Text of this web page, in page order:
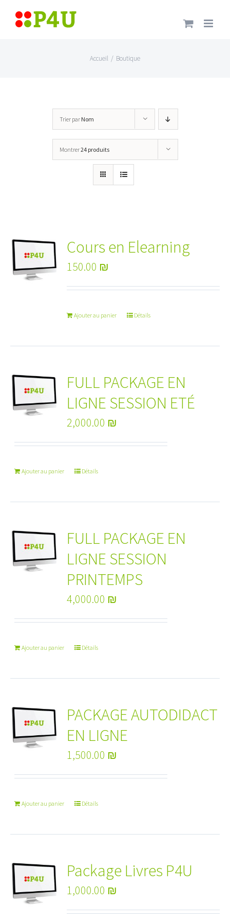
Passer
Accueil / Boutique
Trier par Nom
Montrer24 produits
Cours en Elearning
150.00 ₪
Ajouter au panier Détails
FULL PACKAGE EN
LIGNE SESSION ETÉ
2,000.00 ₪
Ajouter au panier Détails
FULL PACKAGE EN
LIGNE SESSION
PRINTEMPS
4,000.00 ₪
Ajouter au panier Détails
PACKAGE AUTODIDACT
EN LIGNE
1,500.00 ₪
Ajouter au panier Détails
Package Livres P4U
1,000.00 ₪